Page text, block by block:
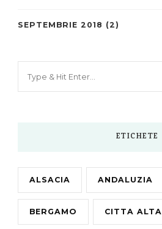
SEPTEMBRIE 2018 (2)
ETICHETE
ALSACIA ANDALUZIA
BERGAMO CITTA ALTA